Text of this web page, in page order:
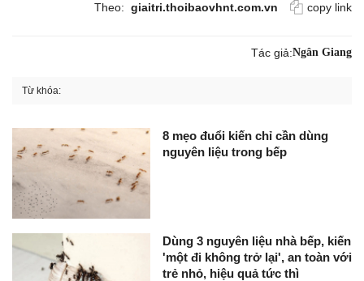
Theo: giaitri.thoibaovhnt.com.vn copy link
Tác giả:Ngân Giang
Từ khóa:
8 mẹo đuổi kiến chỉ cần dùng
nguyên liệu trong bếp
Dùng 3 nguyên liệu nhà bếp, kiến
'một đi không trở lại', an toàn với
trẻ nhỏ, hiệu quả tức thì